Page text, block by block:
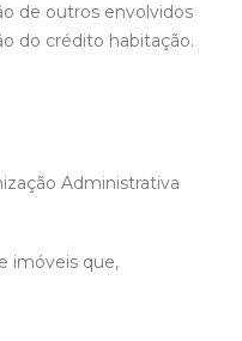
de outros envolvidos
do crédito habitação.
Administrativa
imóveis que,